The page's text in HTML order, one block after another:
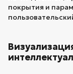
покрытия и